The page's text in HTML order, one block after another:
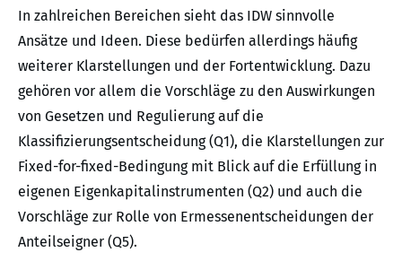
In zahlreichen Bereichen sieht das IDW sinnvolle
Ansätze und Ideen. Diese bedürfen allerdings häufig
weiterer Klarstellungen und der Fortentwicklung. Dazu
gehören vor allem die Vorschläge zu den Auswirkungen
von Gesetzen und Regulierung auf die
Klassifizierungsentscheidung (Q1), die Klarstellungen zur
Fixed-for-fixed-Bedingung mit Blick auf die Erfüllung in
eigenen Eigenkapitalinstrumenten (Q2) und auch die
Vorschläge zur Rolle von Ermessenentscheidungen der
Anteilseigner (Q5).